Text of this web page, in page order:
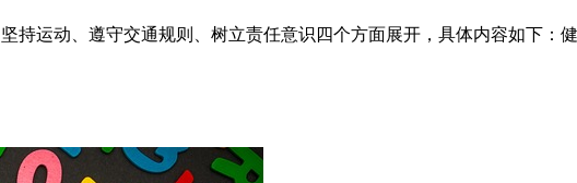
持运动、遵守交通规则、树立责任意识四个方面展开，具体内容如下：